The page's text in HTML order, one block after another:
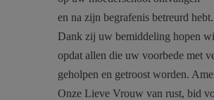
en na zijn begrafenis betreurd hebt.
Dank zij uw bemiddeling hopen
opdat allen die uw voorbede met
geholpen en getroost worden.
Onze Lieve Vrouw van rust, bid